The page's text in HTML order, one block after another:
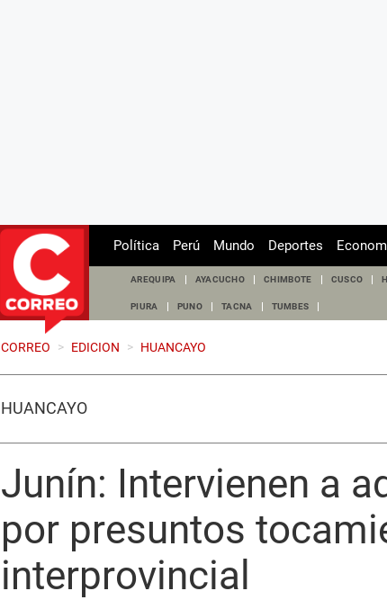
Política Perú Mundo Deportes
AREQUIPA AYACUCHO CHIMBOTE CUSCO
PIURA PUNO TACNA TUMBES
CORREO > EDICION > HUANCAYO
HUANCAYO
Junín: Intervienen a
por presuntos
interprovincial